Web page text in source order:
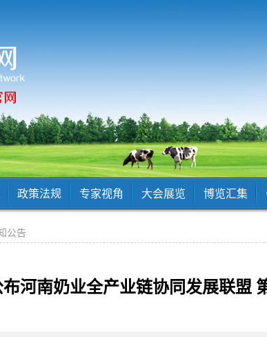
政策法规 专家视角 大会展览 博览汇集
公告
河南奶业全产业链协同发展联盟